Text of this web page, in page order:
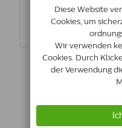
Jetzt kaufen